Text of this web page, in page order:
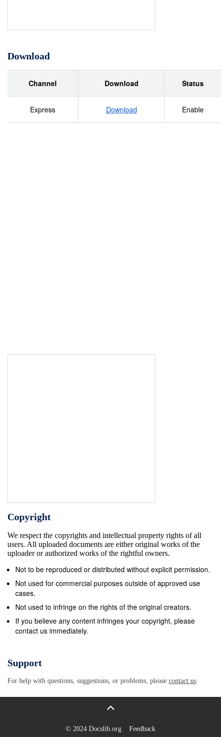
Download
Channel Download Status
Express Download Enable
Copyright
We respect the copyrights and intellectual property rights of all
users. All uploaded documents are either original works of the
uploader or authorized works of the rightful owners.
Not to be reproduced or distributed without explicit permission.
Not used for commercial purposes outside of approved use
cases.
Not used to infringe on the rights of the original creators.
If you believe any content infringes your copyright, please
contact us immediately.
Support
For help with questions, suggestions, or problems, please contact us
© 2024 Docslib.org Feedback